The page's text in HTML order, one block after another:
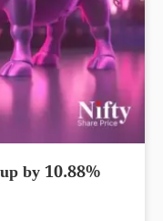
by 10.88%